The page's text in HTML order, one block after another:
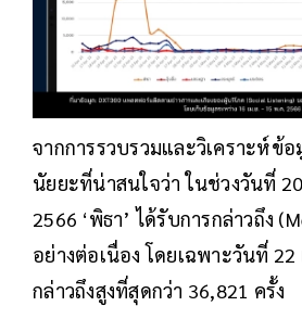
จากการรวบรวมและวิเคราะห์ข้
นัยยะที่น่าสนใจว่า ในช่วงวันที่
2566 ‘พิธา’ ได้รับการกล่าวถึง
อย่างต่อเนื่อง โดยเฉพาะวันที่
กล่าวถึงสูงที่สุดกว่า 36,821 ครั้ง